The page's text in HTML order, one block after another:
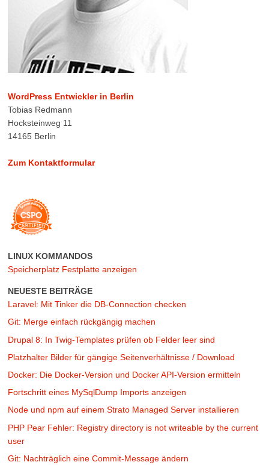
WordPress Entwickler in Berlin
Tobias Redmann
Hocksteinweg 11
14165 Berlin
Zum Kontaktformular
LINUX KOMMANDOS
Speicherplatz Festplatte anzeigen
NEUESTE BEITRÄGE
Laravel: Mit Tinker die DB-Connection checken
Git: Merge einfach rückgängig machen
Drupal 8: In Twig-Templates prüfen ob Felder leer sind
Platzhalter Bilder für gängige Seitenverhältnisse / Download
Docker: Die Docker-Version und Docker API-Version ermitteln
Fortschritt eines MySqlDump Imports anzeigen
Node und npm auf einem Strato Managed Server installieren
PHP Pear Fehler: Registry directory is not writeable by the current
user
Git: Nachträglich eine Commit-Message ändern